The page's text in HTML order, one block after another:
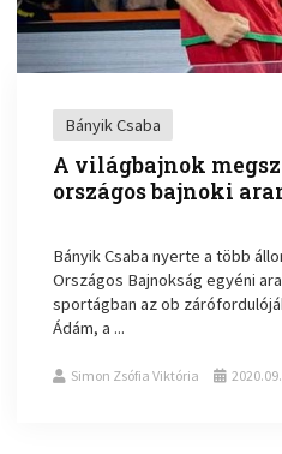
Bányik Csaba
A világbajnok
országos bajnoki
Bányik Csaba nyerte a több
Országos Bajnokság egyéni
sportágban az ob
Ádám, a ...
Simon Zsófia Viktória